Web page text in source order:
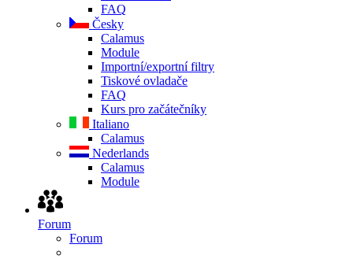
FAQ
Česky
Calamus
Module
Importní/exportní filtry
Tiskové ovladače
FAQ
Kurs pro začátečníky
Italiano
Calamus
Nederlands
Calamus
Module
Forum
Forum